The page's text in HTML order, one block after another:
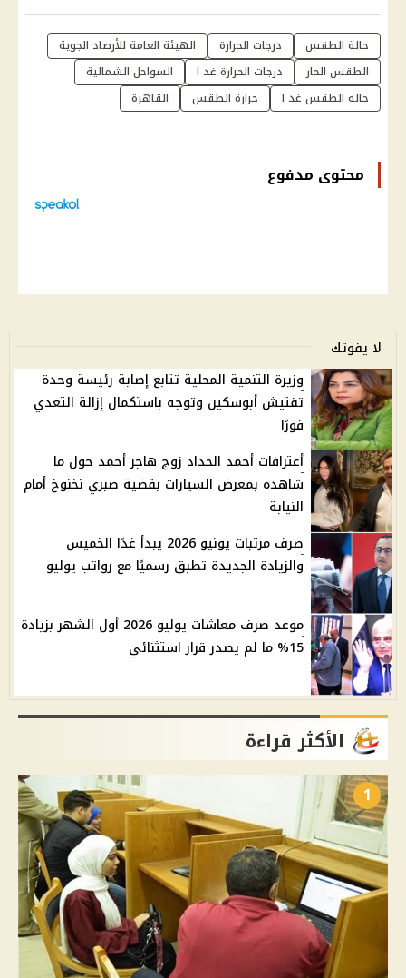
حالة الطقس درجات الحرارة
الهيئة العامة للأرصاد الجوية
الطقس الحار
درجات الحرارة غد ا
السواحل الشمالية
حالة الطقس غد ا
حرارة الطقس القاهرة
محتوى مدفوع
لا يفوتك
وزيرة التنمية المحلية تتابع إصابة رئيسة وحدة
تفتيش أبوسكين وتوجه باستكمال إزالة التعدي
فورًا
أعترافات أحمد الحداد زوج هاجر أحمد حول ما
شاهده بمعرض السيارات بقضية صبري نخنوخ أمام
النيابة
صرف مرتبات يونيو 2026 يبدأ غدًا الخميس
والزيادة الجديدة تطبق رسميًا مع رواتب يوليو
موعد صرف معاشات يوليو 2026 أول الشهر بزيادة
15% ما لم يصدر قرار استثنائي
الأكثر قراءة
1